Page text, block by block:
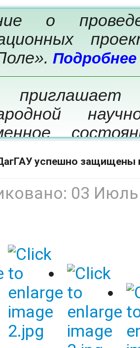
о
Подробнее
состоится 24-
в
Подробнее
о сдаче в
успешно защищены
03